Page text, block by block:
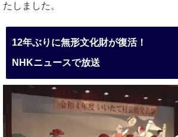
たしました。
12年ぶりに無形文化財が復活！
NHKニュースで放送